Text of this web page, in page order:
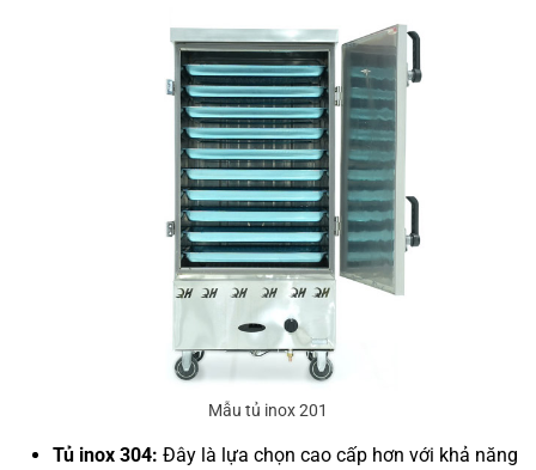
Mẫu tủ inox 201
Tủ inox 304: Đây là lựa chọn cao cấp hơn với khả năng